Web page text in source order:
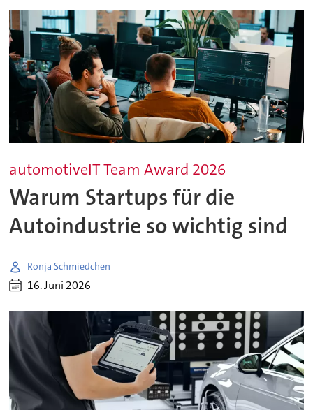
automotiveIT Team Award 2026
Warum Startups für die
Autoindustrie so wichtig sind
Ronja Schmiedchen
16. Juni 2026